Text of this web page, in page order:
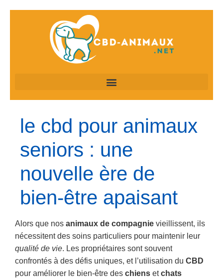
le cbd pour animaux
seniors : une
nouvelle ère de
bien-être apaisant
Alors que nos animaux de compagnie vieillissent, ils
nécessitent des soins particuliers pour maintenir leur
qualité de vie. Les propriétaires sont souvent
confrontés à des défis uniques, et l’utilisation du CBD
pour améliorer le bien-être des chiens etchats